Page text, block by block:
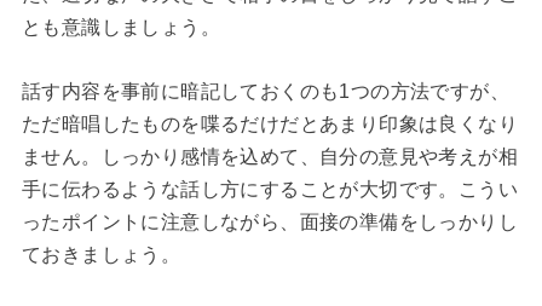
とも意識しましょう。
話す内容を事前に暗記しておくのも1つの方法ですが、
ただ暗唱したものを喋るだけだとあまり印象は良くなり
ません。しっかり感情を込めて、自分の意見や考えが相
手に伝わるような話し方にすることが大切です。こうい
ったポイントに注意しながら、面接の準備をしっかりし
ておきましょう。